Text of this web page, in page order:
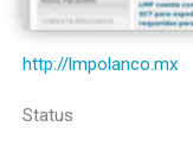
http://lmpolanco.mx
Status